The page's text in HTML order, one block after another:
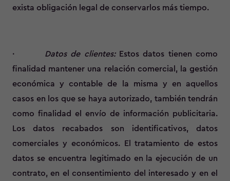
exista obligación legal de conservarlos más tiempo.
· Datos de clientes:Estos datos tienen como
finalidad mantener una relación comercial, la gestión
económica y contable de la misma y en aquellos
casos en los que se haya autorizado, también tendrán
como finalidad el envío de información publicitaria.
Los datos recabados son identificativos, datos
comerciales y económicos. El tratamiento de estos
datos se encuentra legitimado en la ejecución de un
contrato, en el consentimiento del interesado y en el